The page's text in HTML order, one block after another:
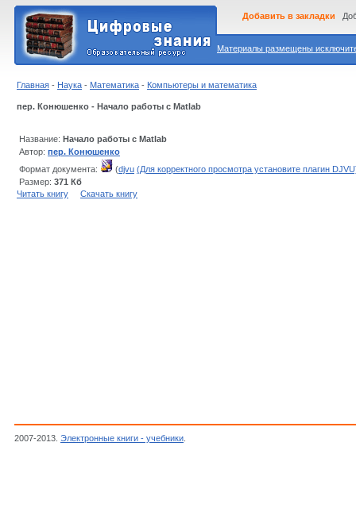
Материалы размещены
Добавить в закладки
Главная - Наука - Математика - Компьютеры и математика
пер. Конюшенко - Начало работы с Matlab
Название: Начало работы с Matlab
Автор: пер. Конюшенко
Формат документа:
(djvu (Для корректного просмотра установите плагин
Размер: 371 Кб
Читать книгу
Скачать книгу
2007-2013. Электронные книги - учебники